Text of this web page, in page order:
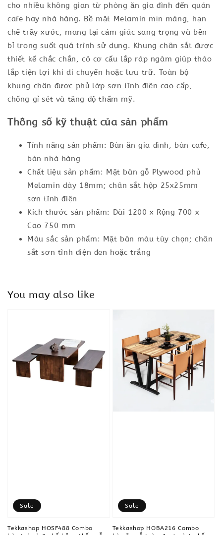
cho nhiều không gian từ phòng ăn gia đình đến quán
cafe hay nhà hàng. Bề mặt Melamin mịn màng, hạn
chế trầy xước, mang lại cảm giác sang trọng và bền
bỉ trong suốt quá trình sử dụng. Khung chân sắt được
thiết kế chắc chắn, có cơ cấu lắp ráp ngàm giúp tháo
lắp tiện lợi khi di chuyển hoặc lưu trữ. Toàn bộ
khung chân được phủ lớp sơn tĩnh điện cao cấp,
chống gỉ sét và tăng độ thẩm mỹ.
Thông số kỹ thuật của sản phẩm
Tính năng sản phẩm: Bàn ăn gia đình, bàn cafe,
bàn nhà hàng
Chất liệu sản phẩm: Mặt bàn gỗ Plywood phủ
Melamin dày 18mm; chân sắt hộp 25x25mm
sơn tĩnh điện
Kích thước sản phẩm: Dài 1200 x Rộng 700 x
Cao 750 mm
Màu sắc sản phẩm: Mặt bàn màu tùy chọn; chân
sắt sơn tĩnh điện đen hoặc trắng
You may also like
Sale
Tekkashop HOSF488 Combo
Sale
Tekkashop HOBA216 Combo